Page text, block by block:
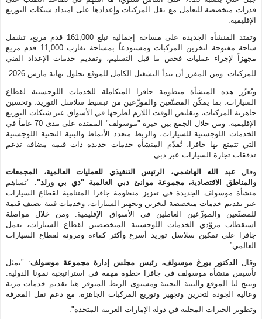
قدرات متخصصة للتعامل مع نقل المركبات وإعدادها على امتداد شبكات التوزيع
الإقليمية.
وتمتد المنشأة الجديدة على مساحة إجمالية تبلغ 161,000 قدم مربع، تشمل
ساحة مفتوحة لتخزين المركبات ومستودعاً بمساحة تقارب 11,000 قدم مربع
مجهزاً لإجراء عمليات فحص ما قبل التسليم، وتقديم خدمات الإعداد الفني
للمركبات . ومن المقرر أن يبدأ التشغيل الكامل للموقع بحلول نهاية مارس 2026.
وتُعزّز هذه المنشأة منظومة جافزا المتكاملة للخدمات اللوجستية لقطاع
السيارات، بما يمكّن المصنّعين والموزّعين من تبسيط سلاسل التوريد، وتحسين
جاهزية المركبات، وتقليص الوقت اللازم لطرحها في الأسواق عبر شبكات التوزيع
الإقليمية. ومن خلال الجمع بين خبرة "موسولف" الممتدة على مدى 70 عاماً في
الخدمات اللوجستية للسيارات، والربط متعدد الأنماط والبنية التحتية اللوجستية
التي تتمتع بها جافزا، تُقدّم المنشأة خدمات جديدة ذات قيمة مضافة تدعم
تدفقات تجارة السيارات عبر دبي.
وقال عبد الله الهاشمي، الرئيس التنفيذي للعمليات العالمية، المجمعات
والمناطق الاقتصادية، مجموعة موانئ دبي العالمية "دي بي ورلد": "تساهم
منشأة موسولف الجديدة في تعزيز منظومة جافزا المتنامية لقطاع السيارات
عبر تقديم خدمات متخصصة لتخزين وتجهيز السيارات، وخدمات فنية تضيف قيمة
للمصنّعين والموزّعين العاملين في الأسواق الإقليمية. ومن خلال مواصلة
استقطاب مزوّدي الخدمات اللوجستية المتخصصين لقطاع السيارات، تعمل
جافزا على تمكين سلاسل توريد أسرع وأكثر كفاءة ومرونة لقطاع السيارات
العالمي.”
وقال الدكتور يورغ موسولف، رئيس مجلس إدارة مجموعة موسولف: "يمثل
تأسيس منشأة موسولف في جافزا خطوة مهمة في استراتيجية نمونا الدولية.
ويتيح لنا الموقع والبنية التحتية ومستوى الربط المتوفر هنا تقديم خدمات مرنة
وعالية الجودة لتخزين وتجهيز وتوزيع المركبات الجاهزة، مع دعم نقل المعرفة
وتطوير الخبرات المحلية في دولة الإمارات العربية المتحدة".